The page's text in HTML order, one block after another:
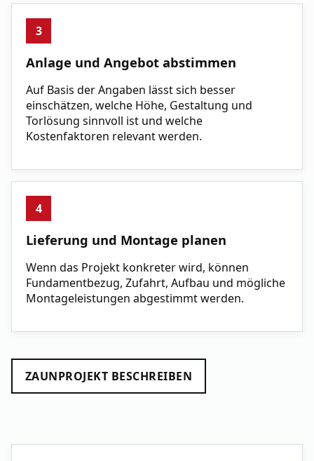
3
Anlage und Angebot abstimmen
Auf Basis der Angaben lässt sich besser
einschätzen, welche Höhe, Gestaltung und
Torlösung sinnvoll ist und welche
Kostenfaktoren relevant werden.
4
Lieferung und Montage planen
Wenn das Projekt konkreter wird, können
Fundamentbezug, Zufahrt, Aufbau und mögliche
Montageleistungen abgestimmt werden.
ZAUNPROJEKT BESCHREIBEN